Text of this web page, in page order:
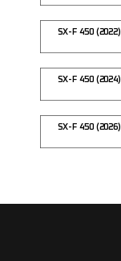
SX-F 450 (2022)
SX-F 450 (2024)
SX-F 450 (2026)